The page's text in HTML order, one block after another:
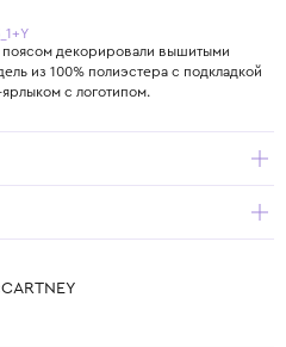
декорировали вышитыми
из 100% полиэстера с подкладкой
с логотипом.